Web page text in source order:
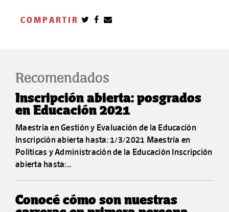
COMPARTIR
Recomendados
Inscripción abierta: posgrados
en Educación 2021
Maestría en Gestión y Evaluación de la Educación
Inscripción abierta hasta: 1/3/2021 Maestría en
Políticas y Administración de la Educación Inscripción
abierta hasta:...
Conocé cómo son nuestras